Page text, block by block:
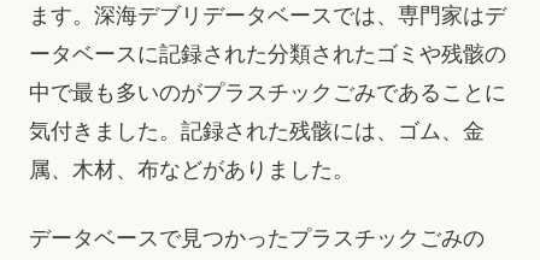
ます。深海デブリデータベースでは、専門家はデ
ータベースに記録された分類されたゴミや残骸の
中で最も多いのがプラスチックごみであることに
気付きました。記録された残骸には、ゴム、金
属、木材、布などがありました。
データベースで見つかったプラスチックごみの